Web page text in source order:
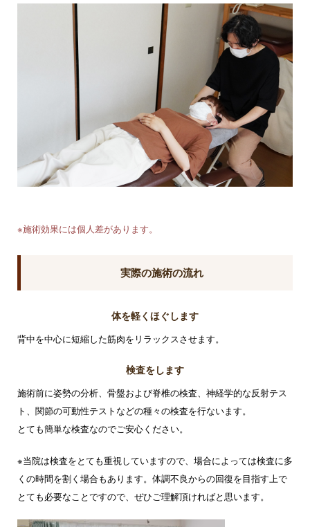
※施術効果には個人差があります。
実際の施術の流れ
体を軽くほぐします
背中を中心に短縮した筋肉をリラックスさせます。
検査をします
施術前に姿勢の分析、骨盤および脊椎の検査、神経学的な反射テス
ト、関節の可動性テストなどの種々の検査を行ないます。
とても簡単な検査なのでご安心ください。
※当院は検査をとても重視していますので、場合によっては検査に多
くの時間を割く場合もあります。体調不良からの回復を目指す上で
とても必要なことですので、ぜひご理解頂ければと思います。